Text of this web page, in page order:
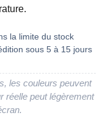
la limite du stock
sous 5 à 15 jours
les couleurs peuvent
réelle peut légèrement